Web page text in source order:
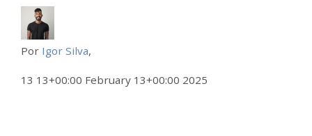
Por Igor Silva,
13 13+00:00 February 13+00:00 2025